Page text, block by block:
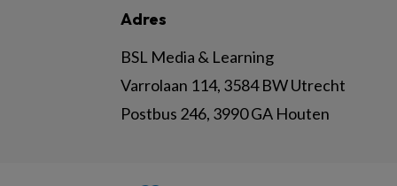
Adres
BSL Media & Learning
Varrolaan 114, 3584 BW Utrecht
Postbus 246, 3990 GA Houten